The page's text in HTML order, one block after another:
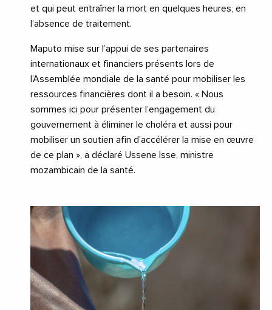
et qui peut entraîner la mort en quelques heures, en
l’absence de traitement.
Maputo mise sur l’appui de ses partenaires
internationaux et financiers présents lors de
l’Assemblée mondiale de la santé pour mobiliser les
ressources financières dont il a besoin. « Nous
sommes ici pour présenter l’engagement du
gouvernement à éliminer le choléra et aussi pour
mobiliser un soutien afin d’accélérer la mise en œuvre
de ce plan », a déclaré Ussene Isse, ministre
mozambicain de la santé.